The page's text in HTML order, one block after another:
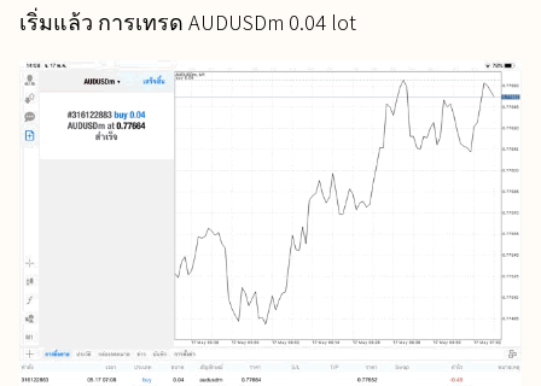
เริ่มแล้ว การเทรด AUDUSDm 0.04 lot